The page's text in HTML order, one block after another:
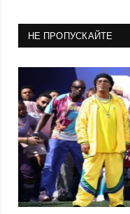
НЕ ПРОПУСКАЙТЕ